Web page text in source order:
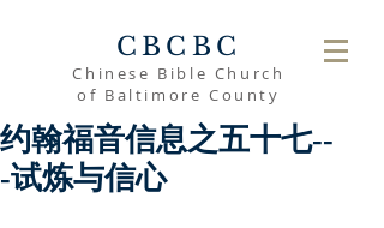
CBCBC
Chinese Bible Church
of Baltimore County
约翰福音信息之五十七--
-试炼与信心